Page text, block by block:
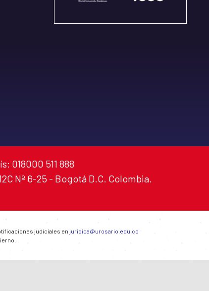
018000 511 888
Nº 6-25 - Bogotá D.C. Colombia.
judiciales en juridica@urosario.edu.co